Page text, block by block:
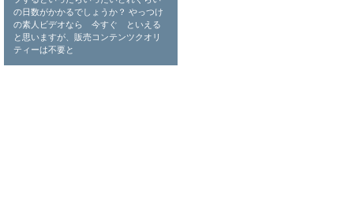
の日数がかかるでしょうか？ やっつけ
の素人ビデオなら 今すぐ といえる
と思いますが、販売コンテンツクオリ
ティーは不要と